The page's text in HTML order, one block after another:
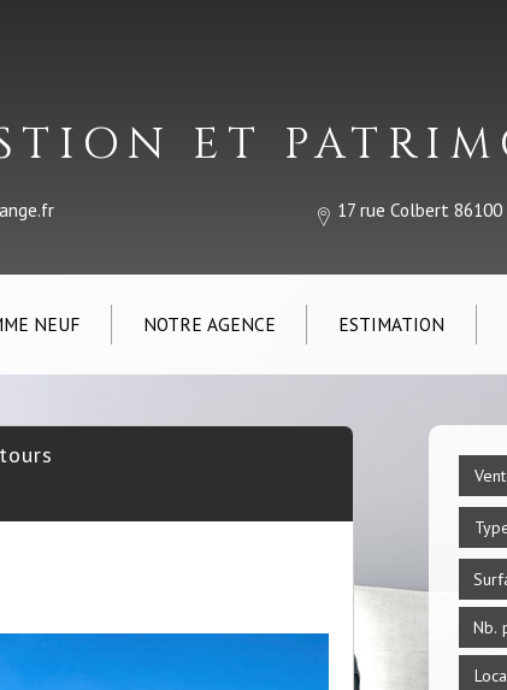
ET
17 rue Colbert
NEUF NOTRE AGENCE ESTIMATION